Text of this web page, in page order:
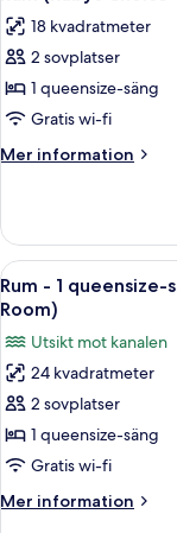
alla
foton
för
Rum
(Rubys
Choice
Upgraded)
18 kvadratmeter
2 sovplatser
1 queensize-säng
Gratis wi-fi
Mer information
Mer
(Rubys
Choice
Upgraded)
Öppna
alla
foton
för
Rum
-
1
queensize-
säng
-
6
Rum - 1
Room)
Utsikt mot kanalen
24 kvadratmeter
2 sovplatser
1 queensize-säng
Gratis wi-fi
Mer information
Mer